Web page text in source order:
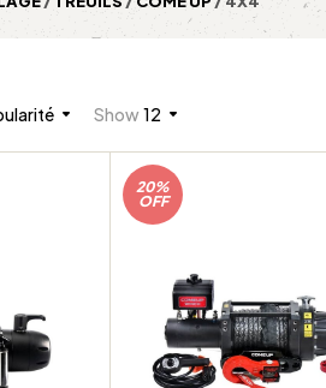
Show12
20%
OFF